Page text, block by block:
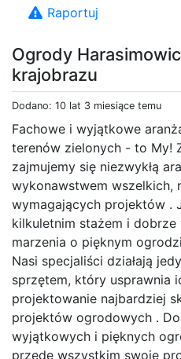
Ogrody
krajobrazu
Dodano: 10 lat 3 miesiące temu
Fachowe i wyjątkowe
terenów zielonych - to My!
zajmujemy się niezwykłą
wykonawstwem wszelkich,
wymagających projektów .
kilkuletnim stażem i dobrze
marzenia o pięknym
Nasi specjaliści działają
sprzętem, który usprawnia
projektowanie najbardziej
projektów ogrodowych .
wyjątkowych i pięknych
przede wszystkim swoje
Raportuj